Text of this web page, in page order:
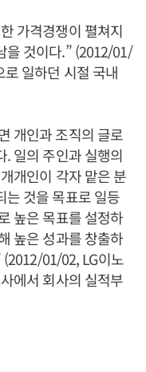
가격경쟁이 펼쳐지
을 것이다.” (2012/01/
일하던 시절 국내
개인과 조직의 글로
. 일의 주인과 실행의
개인이 각자 맡은 분
는 것을 목표로 일등
높은 목표를 설정하
높은 성과를 창출하
01/02, LG이노
에서 회사의 실적부